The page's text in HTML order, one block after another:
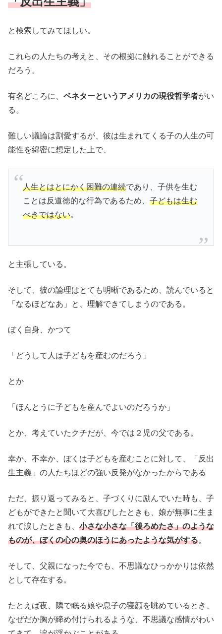
と検索してみてほしい。
これらの人たちの考えと、その根拠に触れることができる
だろう。
有名どころに、 ベネターというアメリカの現役哲学者がい
る。
難しい議論は割愛するが、彼は生まれてくる子の人生の可
能性を綿密に想定した上で、
人生とはとにかく困難の連続であり、子供を生む
ことは反道徳的な行為であるため、 子どもは生む
べきではない。
と主張している。
そして、彼の論理はとても明晰であるため、読んでいると
「なるほどなあ」と、理解できてしまうのである。
ぼく自身、かつて
「どうして人は子どもを産むのだろう」
とか
「ほんとうに子どもを産んでよいのだろうか」
とか、考えていたクチだが、今では２児の父である。
幸か、不幸か、ぼくは子どもを産むことに対して、「反出
生主義」の人たちほどの強い反発がなかったからである
ただ、振り返ってみると、子づくりに励んでいた時も、子
どもができたと聞いて大喜びしたときも、娘が無事に生ま
れて涙したときも、 小さな小さな「後ろめたさ」のような
ものが、ぼくの心の奥のほうにあったような気がする。
そして、父親になった今でも、不思議なひっかかりは依然
として存在する。
たとえば夜、隣で眠る娘や息子の寝顔を眺めているとき、
なぜだか胸が締め付けられるような、不思議な感情がわい